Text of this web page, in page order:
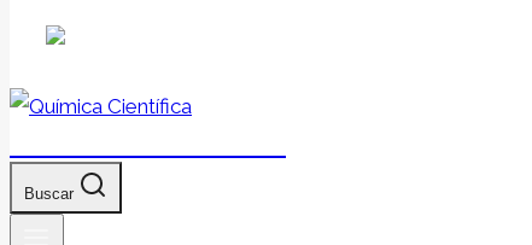
Buscar